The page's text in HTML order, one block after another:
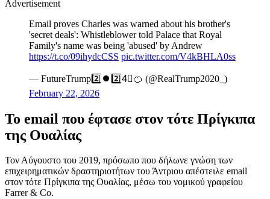
Advertisement
Email proves Charles was warned about his brother's
'secret deals': Whistleblower told Palace that Royal
Family's name was being 'abused' by Andrew
https://t.co/09ihydcCSS pic.twitter.com/V4kBHLA0ss
— FutureTrump2️⃣⏺2️⃣4⃣🍊 (@RealTrump2020_)
February 22, 2026
Το email που έφτασε στον τότε Πρίγκιπα
της Ουαλίας
Τον Αύγουστο του 2019, πρόσωπο που δήλωνε γνώση των
επιχειρηματικών δραστηριοτήτων του Άντριου απέστειλε email
στον τότε Πρίγκιπα της Ουαλίας, μέσω του νομικού γραφείου
Farrer & Co.